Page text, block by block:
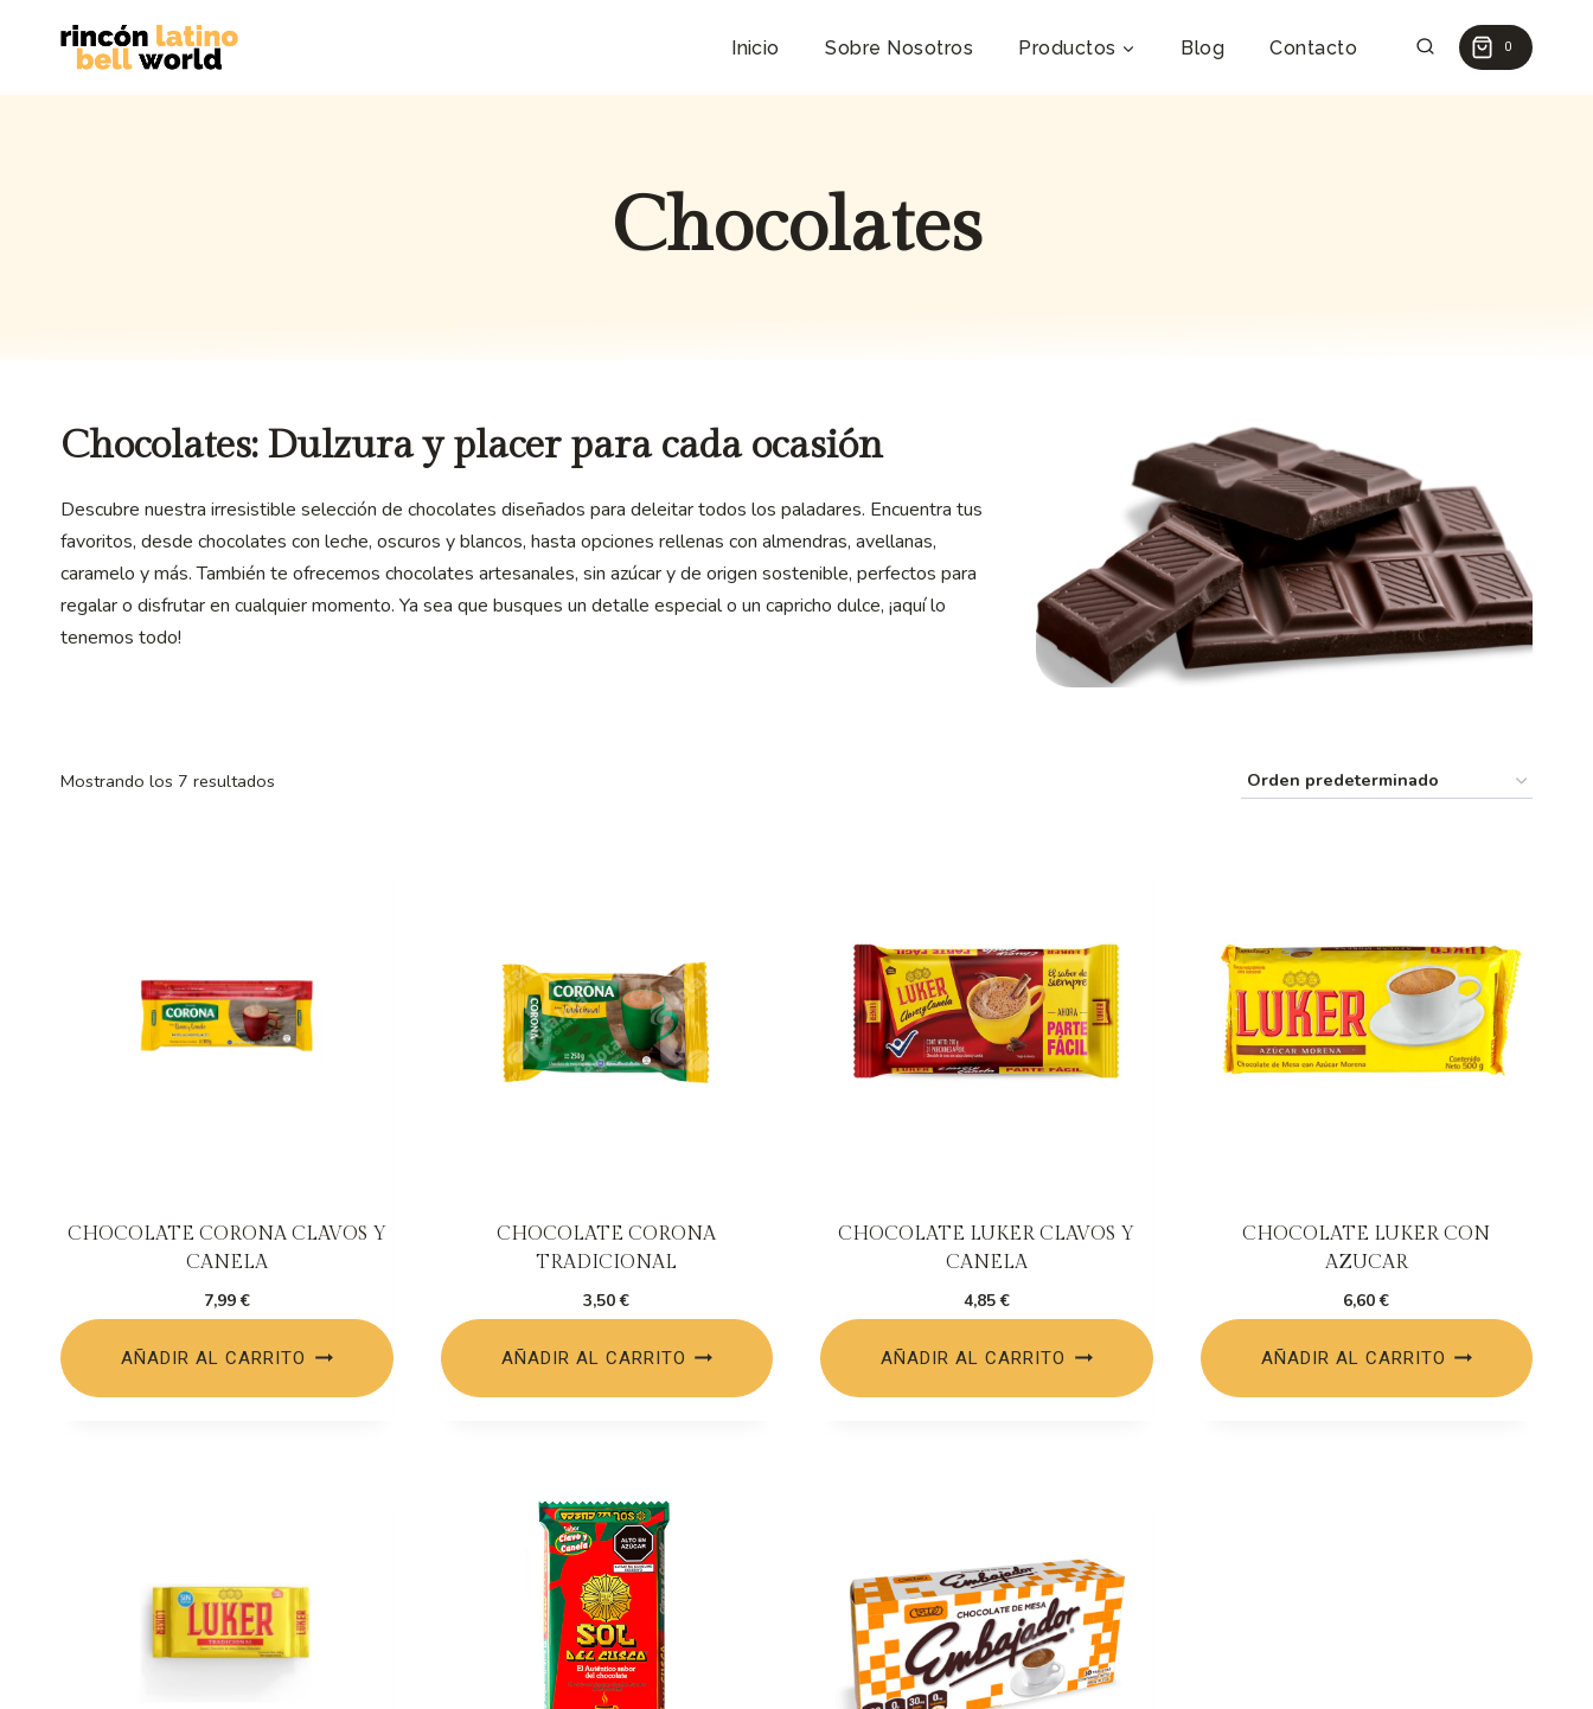
contenido
Inicio Sobre Nosotros Productos Blog Contacto 0
Chocolates
Chocolates: Dulzura y placer para cada ocasión
Descubre nuestra irresistible selección de chocolates diseñados para deleitar todos los paladares. Encuentra tus
favoritos, desde chocolates con leche, oscuros y blancos, hasta opciones rellenas con almendras, avellanas,
caramelo y más. También te ofrecemos chocolates artesanales, sin azúcar y de origen sostenible, perfectos para
regalar o disfrutar en cualquier momento. Ya sea que busques un detalle especial o un capricho dulce, ¡aquí lo
tenemos todo!
Mostrando los 7 resultados
CHOCOLATE CORONA CLAVOS Y
CANELA
7,99€
AÑADIR AL CARRITO
CHOCOLATE CORONA
TRADICIONAL
3,50€
AÑADIR AL CARRITO
CHOCOLATE LUKER CLAVOS Y
CANELA
4,85€
AÑADIR AL CARRITO
CHOCOLATE LUKER CON
AZUCAR
6,60€
AÑADIR AL CARRITO